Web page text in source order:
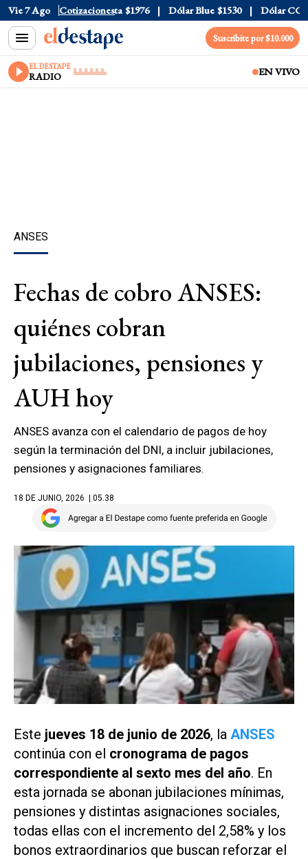
Vie 7 Ago Cotizaciones
$1520 Dólar Tarjeta $1976 Dólar Blue $1530 Dólar CCL
Suscribite por $10.000
EL DESTAPE
RADIO EN VIVO
ANSES
Fechas de cobro ANSES:
quiénes cobran
jubilaciones, pensiones y
AUH hoy
ANSES avanza con el calendario de pagos de hoy
según la terminación del DNI, a incluir jubilaciones,
pensiones y asignaciones familiares.
18 DE JUNIO, 2026 | 05.38
Este jueves 18 de junio de 2026, la ANSES
continúa con el cronograma de pagos
correspondiente al sexto mes del año. En
esta jornada se abonan jubilaciones mínimas,
pensiones y distintas asignaciones sociales,
todas ellas con el incremento del 2,58% y los
bonos extraordinarios que buscan reforzar el